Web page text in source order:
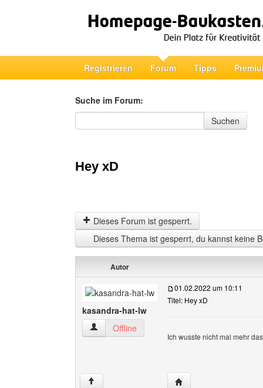
Registrieren Forum Tipps
Suche im Forum:
Suche im Forum
Suchen
Hey xD
Dieses Forum ist gesperrt.
Dieses Thema ist gesperrt, du kannst keine
Autor
kasandra-hat-lw
kasandra-hat-lw Benutzer-Profile anzeigen
Offline
01.02.2022 um 10:11
Titel: Hey xD
Ich wusste nicht mal mehr
↑ Website dieses